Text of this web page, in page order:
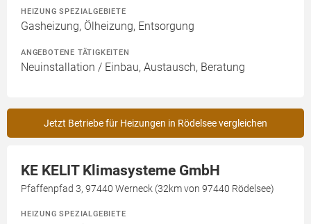
HEIZUNG SPEZIALGEBIETE
Gasheizung, Ölheizung, Entsorgung
ANGEBOTENE TÄTIGKEITEN
Neuinstallation / Einbau, Austausch, Beratung
Jetzt Betriebe für Heizungen in Rödelsee vergleichen
KE KELIT Klimasysteme GmbH
Pfaffenpfad 3, 97440 Werneck (32km von 97440 Rödelsee)
HEIZUNG SPEZIALGEBIETE